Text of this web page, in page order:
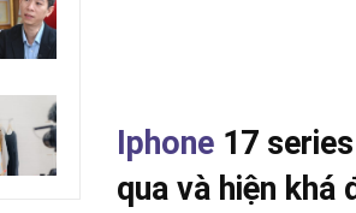
Iphone17 series
qua và hiện khá